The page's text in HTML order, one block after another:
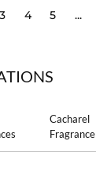
3 4 5 ...
Cacharel
Fragrance